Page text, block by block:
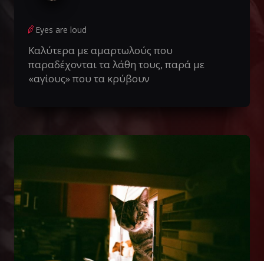
Eyes are loud
Καλύτερα με αμαρτωλούς που
παραδέχονται τα λάθη τους, παρά με
«αγίους» που τα κρύβουν